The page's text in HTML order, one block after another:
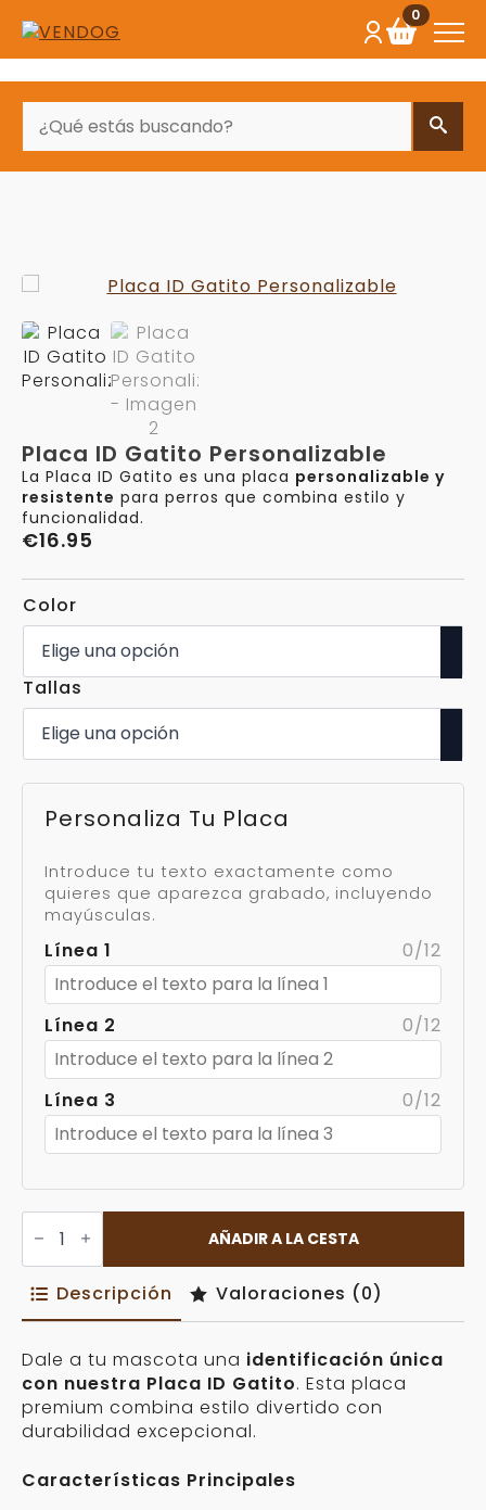
0
Placa ID Gatito Personalizable
La Placa ID Gatito es una placa personalizable y
resistente para perros que combina estilo y
funcionalidad.
€16.95
Color
Tallas
Personaliza Tu Placa
Introduce tu texto exactamente como
quieres que aparezca grabado, incluyendo
mayúsculas.
Línea 1 0/12
Línea 2 0/12
Línea 3 0/12
Placa
ID
Gatito
Personalizable
cantidad
AÑADIR A LA CESTA
Descripción Valoraciones (0)
Dale a tu mascota una identificación única
con nuestra Placa ID Gatito. Esta placa
premium combina estilo divertido con
durabilidad excepcional.
Características Principales